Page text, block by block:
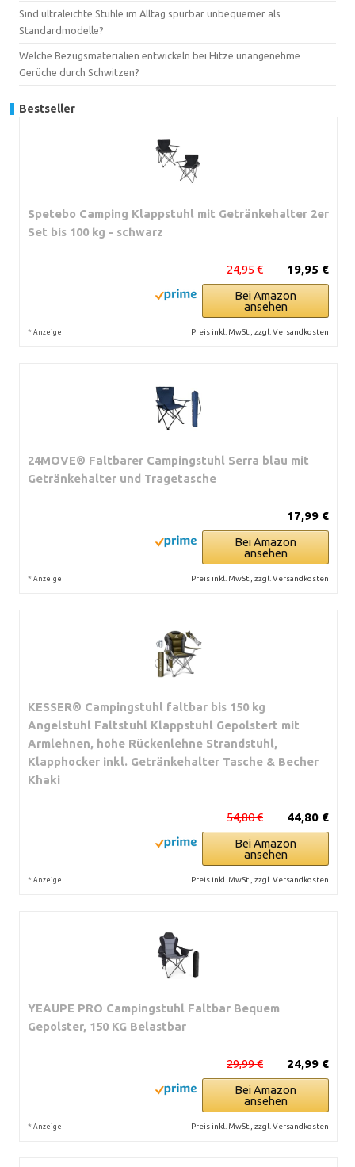
Sind ultraleichte Stühle im Alltag spürbar unbequemer als
Standardmodelle?
Welche Bezugsmaterialien entwickeln bei Hitze unangenehme
Gerüche durch Schwitzen?
Bestseller
Spetebo Camping Klappstuhl mit Getränkehalter 2er
Set bis 100 kg - schwarz
19,95 €
24,95 €
Bei Amazon
ansehen
* Anzeige Preis inkl. MwSt., zzgl. Versandkosten
24MOVE® Faltbarer Campingstuhl Serra blau mit
Getränkehalter und Tragetasche
17,99 €
Bei Amazon
ansehen
* Anzeige Preis inkl. MwSt., zzgl. Versandkosten
KESSER® Campingstuhl faltbar bis 150 kg
Angelstuhl Faltstuhl Klappstuhl Gepolstert mit
Armlehnen, hohe Rückenlehne Strandstuhl,
Klapphocker inkl. Getränkehalter Tasche & Becher
Khaki
44,80 €
54,80 €
Bei Amazon
ansehen
* Anzeige Preis inkl. MwSt., zzgl. Versandkosten
YEAUPE PRO Campingstuhl Faltbar Bequem
Gepolster, 150 KG Belastbar
24,99 €
29,99 €
Bei Amazon
ansehen
* Anzeige Preis inkl. MwSt., zzgl. Versandkosten